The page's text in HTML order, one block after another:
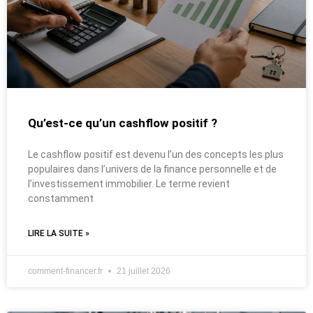
Qu’est-ce qu’un cashflow positif ?
Le cashflow positif est devenu l’un des concepts les plus
populaires dans l’univers de la finance personnelle et de
l’investissement immobilier. Le terme revient
constamment
LIRE LA SUITE »
comment-financer.fr 21 juillet 2026